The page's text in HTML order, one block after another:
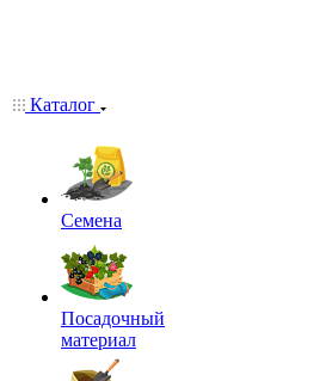
Каталог
Семена
Посадочный
материал